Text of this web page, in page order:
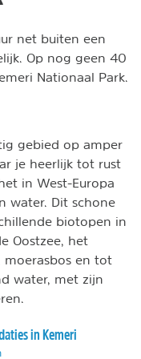
net buiten een
Op nog geen 40
Nationaal Park.
gebied op amper
je heerlijk tot rust
in West-Europa
water. Dit schone
biotopen in
Oostzee, het
moerasbos en tot
water, met zijn
in Kemeri